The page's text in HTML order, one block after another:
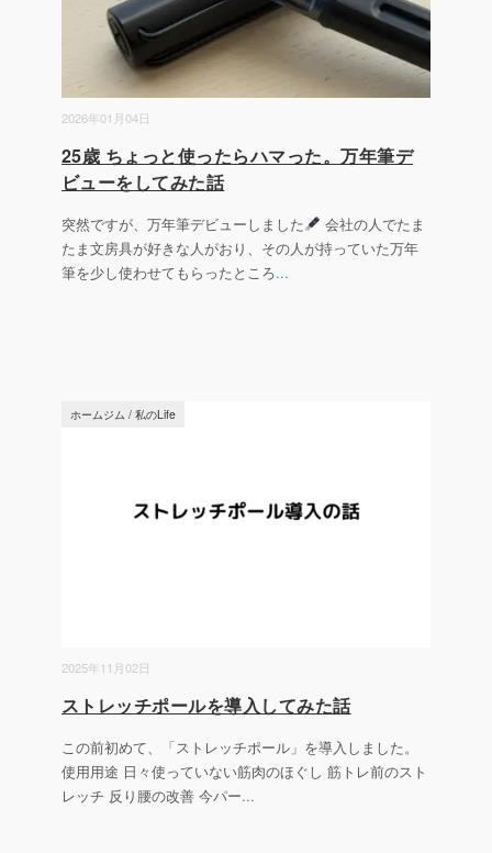
2026年01月04日
25歳 ちょっと使ったらハマった。万年筆デ
ビューをしてみた話
突然ですが、万年筆デビューしました
会社の人でたま
たま文房具が好きな人がおり、その人が持っていた万年
筆を少し使わせてもらったところ...
2025年11月02日
ホームジム / 私のLife
ストレッチポールを導入してみた話
この前初めて、「ストレッチポール」を導入しました。
使用用途 日々使っていない筋肉のほぐし 筋トレ前のスト
レッチ 反り腰の改善 今パー...